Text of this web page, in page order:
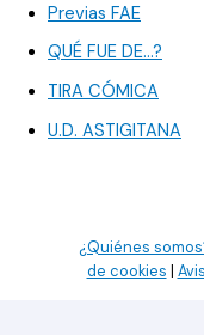
Previas FAE
QUÉ FUE DE…?
TIRA CÓMICA
U.D. ASTIGITANA
¿Quiénes
de cookies |